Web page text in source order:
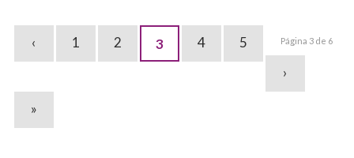
Página 3 de 6
‹ 1 2 3 4
5
›
»